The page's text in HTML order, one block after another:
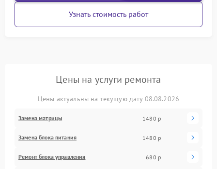
Узнать стоимость работ
Цены на услуги ремонта
Цены актуальны на текущую дату 08.08.2026
Замена матрицы 1480 р
Замена блока питания 1480 р
Ремонт блока управления 680 р